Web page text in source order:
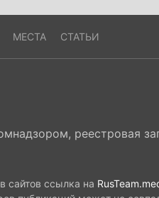
МЕСТА СТАТЬИ
реестровая
сайтов ссылка на